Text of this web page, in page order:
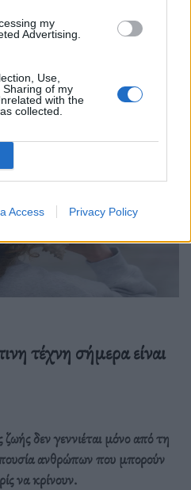
my
Advertising.
Use,
of my
with the
collected.
Access Privacy Policy
μέχρι τη μείωση των
είναι το κλειδί για τη συνέπεια,
τέχνη σήμερα είναι
δεν γεννιέται μόνο από τη
ανθρώπων που μπορούν
να κρίνουν.